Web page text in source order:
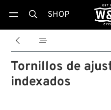
 SHOP
 
Tornillos de
indexados